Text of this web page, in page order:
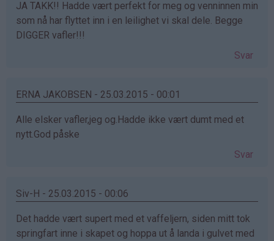
JA TAKK!! Hadde vært perfekt for meg og venninnen min
som nå har flyttet inn i en leilighet vi skal dele. Begge
DIGGER vafler!!!
Svar
ERNA JAKOBSEN - 25.03.2015 - 00:01
Alle elsker vafler,jeg og.Hadde ikke vært dumt med et
nytt.God påske
Svar
Siv-H - 25.03.2015 - 00:06
Det hadde vært supert med et vaffeljern, siden mitt tok
springfart inne i skapet og hoppa ut å landa i gulvet med